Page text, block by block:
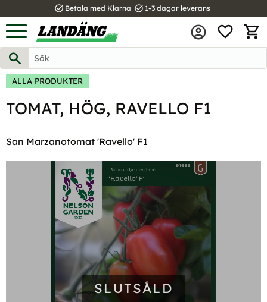
Meny
task_alt Betala med Klarna task_alt 1-3 dagar leverans
ALLA PRODUKTER
TOMAT, HÖG, RAVELLO F1
San Marzanotomat 'Ravello' F1
SLUTSÅLD